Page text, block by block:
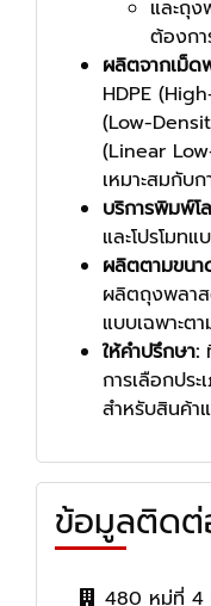
และถุ
ต้องกา
ผลิตจากเม็ด
HDPE
(Low-
(Linear
เหมาะสมกับก
บริการพิมพ์
และโปรโมท
ผลิตตามขนา
ผลิตถุงพลา
แบบเฉพาะต
ให้คำปรึกษา:
การเลือกปร
สำหรับสินค้า
ข้อมูลติด
480 หมู่ที่ 4